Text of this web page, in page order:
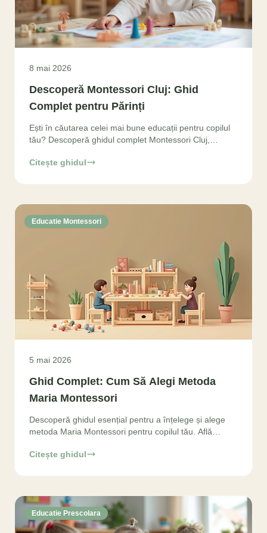
8 mai 2026
Descoperă Montessori Cluj: Ghid
Complet pentru Părinți
Ești în căutarea celei mai bune educații pentru copilul
tău? Descoperă ghidul complet Montessori Cluj,
Citește ghidul
Educatie Montessori
5 mai 2026
Ghid Complet: Cum Să Alegi Metoda
Maria Montessori
Descoperă ghidul esențial pentru a înțelege și alege
metoda Maria Montessori pentru copilul tău. Află
Citește ghidul
Educatie Prescolara